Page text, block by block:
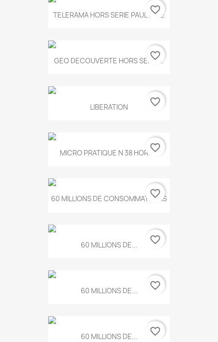
TELERAMA HORS SERIE PAUL KLEE
favorite_border
GEO DECOUVERTE HORS SERIE...
favorite_border
LIBERATION favorite_border
MICRO PRATIQUE N 38 HORS...
favorite_border
60 MILLIONS DE CONSOMMATEURS
favorite_border
60 MILLIONS DE... favorite_border
60 MILLIONS DE... favorite_border
60 MILLIONS DE... favorite_border